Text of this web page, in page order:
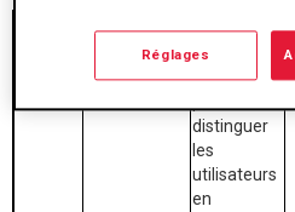
Traitement
Finalités
Ce cookie
distinguer
les
utilisateurs
en
Réglages